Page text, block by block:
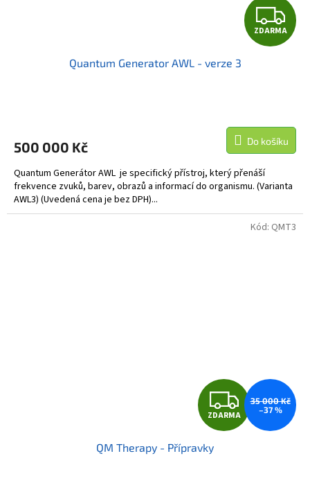
Z
D
M
A
ZDARMA
Quantum Generator AWL - verze 3
500 000 Kč Do košíku
Quantum Generátor AWL je specifický přístroj, který přenáší
frekvence zvuků, barev, obrazů a informací do organismu. (Varianta
AWL3) (Uvedená cena je bez DPH)...
Z
D
ZDARMA
35 000 Kč
–37 %
QM Therapy - Přípravky
Kód: QMT3